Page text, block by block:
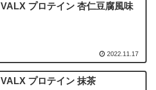
VALX プロテイン 杏仁豆腐風味
2022.11.17
VALX プロテイン 抹茶